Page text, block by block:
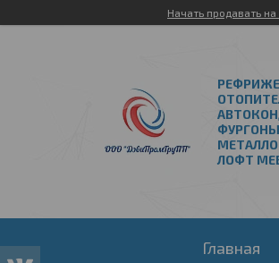
Начать продавать
ФУРГОНЫ
ЛОФТ
Главная